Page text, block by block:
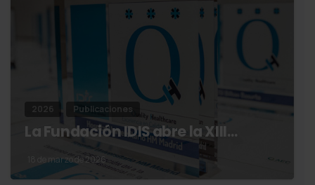
2026 Publicaciones
La Fundación IDIS abre la XIII…
18 de marzo de 2026